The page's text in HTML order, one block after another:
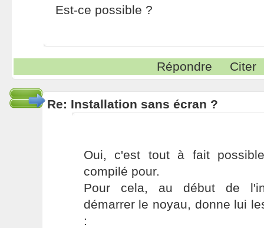
Est-ce possible ?
Répondre Citer
Re: Installation sans écran ?
Oui, c'est tout à fait
compilé pour.
Pour cela, au début de
démarrer le noyau, donne lui
: